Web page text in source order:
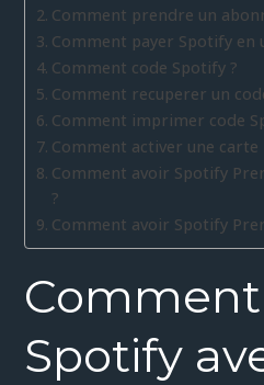
Comment prendre un
Comment payer Spotify en
Comment code Spotify ?
Comment recuperer un
Comment imprimer code
Comment activer une carte
Comment avoir Spotify
?
Comment avoir Spotify
Spotify